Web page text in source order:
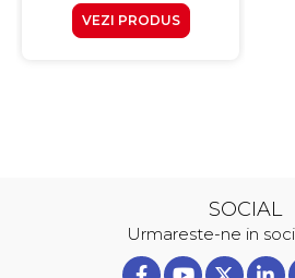
VEZI PRODUS
SOCIAL
Urmareste-ne in